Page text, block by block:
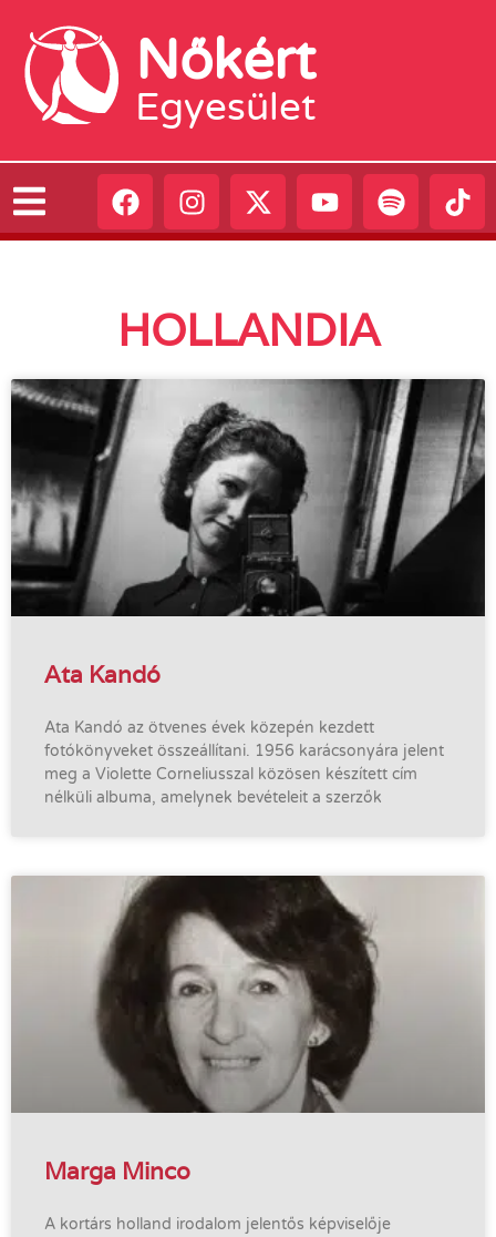
Nőkért
Egyesület
HOLLANDIA
Ata Kandó
Ata Kandó az ötvenes évek közepén kezdett
fotókönyveket összeállítani. 1956 karácsonyára jelent
meg a Violette Corneliusszal közösen készített cím
nélküli albuma, amelynek bevételeit a szerzők
Marga Minco
A kortárs holland irodalom jelentős képviselője